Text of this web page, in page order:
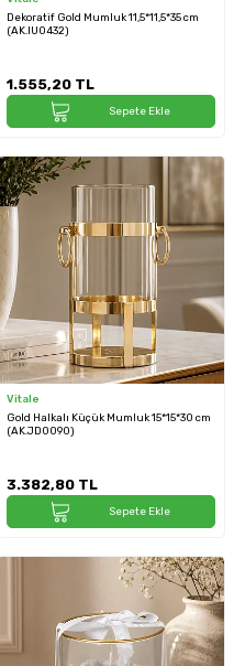
Dekoratif Gold Mumluk 11,5*11,5*35 cm
(AK.IU0432)
1.555,20 TL
Sepete Ekle
Vitale
Gold Halkalı Küçük Mumluk 15*15*30 cm
(AK.JD0090)
3.382,80 TL
Sepete Ekle